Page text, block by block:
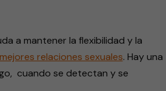
a mantener la flexibilidad y la
relaciones sexuales. Hay una
cuando se detectan y se